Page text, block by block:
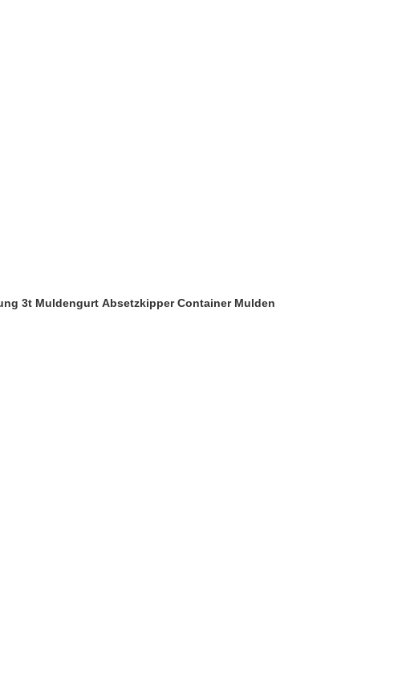
3t Muldengurt Absetzkipper Container Mulden